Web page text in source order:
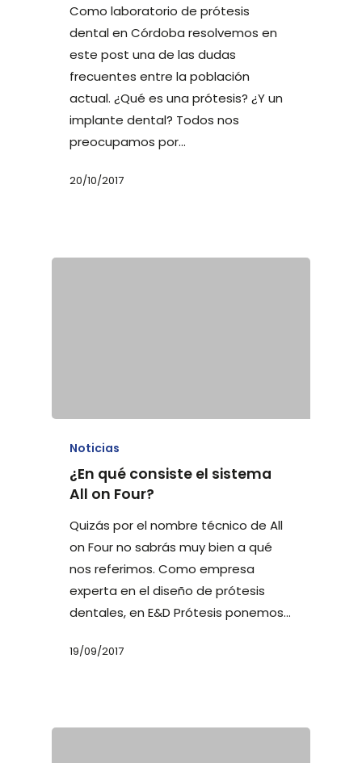
Como laboratorio de prótesis
dental en Córdoba resolvemos en
este post una de las dudas
frecuentes entre la población
actual. ¿Qué es una prótesis? ¿Y un
implante dental? Todos nos
preocupamos por…
20/10/2017
Noticias
¿En qué consiste el sistema
All on Four?
Quizás por el nombre técnico de All
on Four no sabrás muy bien a qué
nos referimos. Como empresa
experta en el diseño de prótesis
dentales, en E&D Prótesis ponemos…
19/09/2017